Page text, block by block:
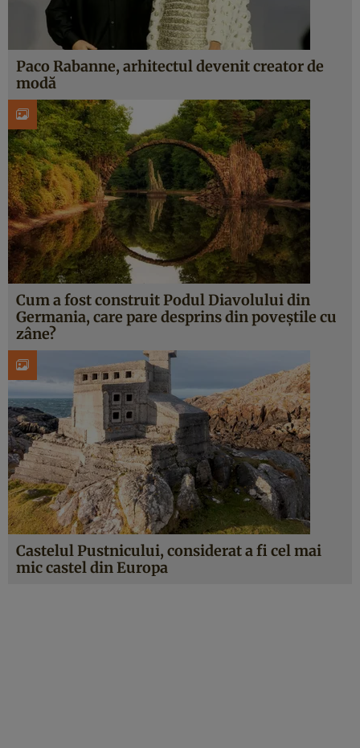
Paco Rabanne, arhitectul devenit creator de
modă
Cum a fost construit Podul Diavolului din
Germania, care pare desprins din poveștile cu
zâne?
Castelul Pustnicului, considerat a fi cel mai
mic castel din Europa